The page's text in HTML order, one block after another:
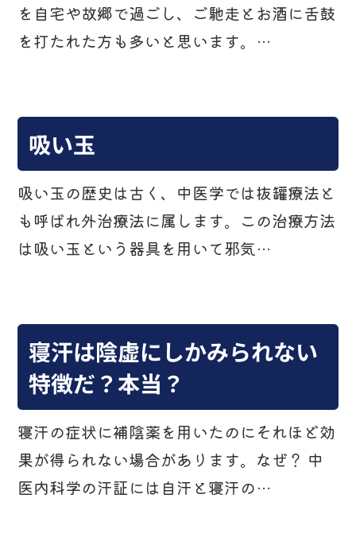
を自宅や故郷で過ごし、ご馳走とお酒に舌鼓
を打たれた方も多いと思います。…
吸い玉
吸い玉の歴史は古く、中医学では抜罐療法と
も呼ばれ外治療法に属します。この治療方法
は吸い玉という器具を用いて邪気…
寝汗は陰虚にしかみられない
特徴だ？本当？
寝汗の症状に補陰薬を用いたのにそれほど効
果が得られない場合があります。なぜ？ 中
医内科学の汗証には自汗と寝汗の…